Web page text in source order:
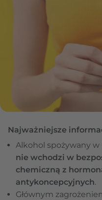
Najważniejsze
Alkohol spożywany
nie wchodzi w
chemiczną z
antykoncepcyjnych.
Głównym